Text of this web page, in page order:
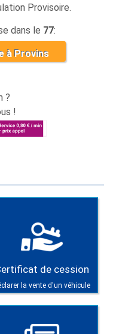
Provisoire.
dans le 77:
à Provins
?
!
de cession
la vente d'un véhicule